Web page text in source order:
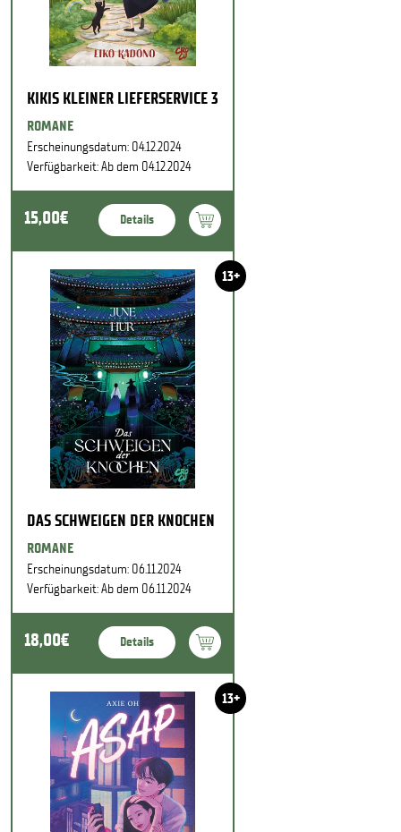
KIKIS KLEINER LIEFERSERVICE 3
ROMANE
Erscheinungsdatum: 04.12.2024
Verfügbarkeit: Ab dem 04.12.2024
15,00€ Details
13+
DAS SCHWEIGEN DER KNOCHEN
ROMANE
Erscheinungsdatum: 06.11.2024
Verfügbarkeit: Ab dem 06.11.2024
18,00€ Details
13+